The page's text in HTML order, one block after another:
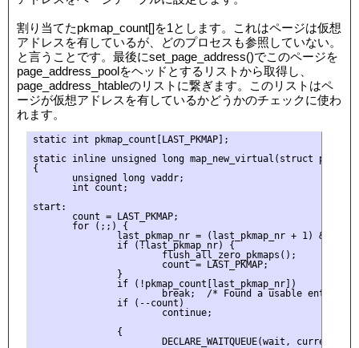
割り当てたpkmap_count[]を1とします。これはページは仮想
アドレスを有しているが、どのプロセスも参照していない。
と言うことです。最後にset_page_address()でこのページを
page_address_poolをヘッドとするリストから取得し、
page_address_htableのリストに繋ぎます。このリストはペ
ージが仮想アドレスを有しているかどうかのチェックに使わ
れます。
static int pkmap_count[LAST_PKMAP];
static inline unsigned long map_new_virtual(struct page
{
       unsigned long vaddr;
       int count;
start:
       count = LAST_PKMAP;
       for (;;) {
last_pkmap_nr = (last_pkmap_nr + 1) &
               if (!last_pkmap_nr) {
                       flush_all_zero_pkmaps();
                       count = LAST_PKMAP;
               }
               if (!pkmap_count[last_pkmap_nr])
                       break;  /* Found a usable entry */
               if (--count)
                       continue;
               {
                       DECLARE_WAITQUEUE(wait, current);